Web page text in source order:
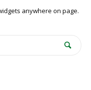
anywhere on page.